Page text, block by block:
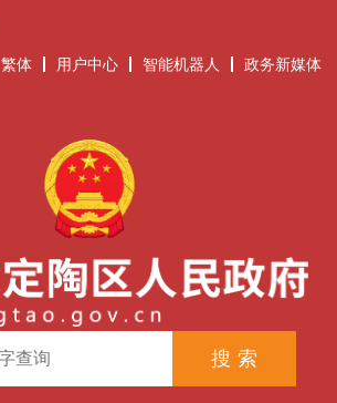
繁体 用户中心 智能机器人 政务新媒体